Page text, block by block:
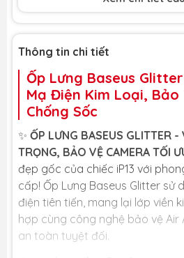
Thông tin chi tiết
Ốp Lưng Baseus Glitter
Mạ Điện Kim Loại, Bảo
Chống Sốc
✨ ỐP LƯNG BASEUS GLITTER -
TRỌNG, BẢO VỆ CAMERA TỐI
đẹp gốc của chiếc iP13 với
cấp! Ốp Lưng Baseus Glitter sử
điện tiên tiến, mang lại lớp viền
hợp cùng công nghệ bảo vệ Air
an toàn tuyệt đối.